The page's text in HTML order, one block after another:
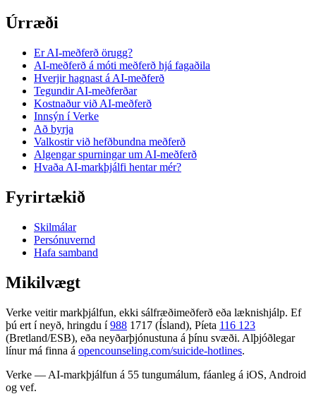
Úrræði
Er AI-meðferð örugg?
AI-meðferð á móti meðferð hjá fagaðila
Hverjir hagnast á AI-meðferð
Tegundir AI-meðferðar
Kostnaður við AI-meðferð
Innsýn í Verke
Að byrja
Valkostir við hefðbundna meðferð
Algengar spurningar um AI-meðferð
Hvaða AI-markþjálfi hentar mér?
Fyrirtækið
Skilmálar
Persónuvernd
Hafa samband
Mikilvægt
Verke veitir markþjálfun, ekki sálfræðimeðferð eða læknishjálp. Ef
þú ert í neyð, hringdu í 988 1717 (Ísland), Píeta 116 123
(Bretland/ESB), eða neyðarþjónustuna á þínu svæði. Alþjóðlegar
línur má finna á opencounseling.com/suicide-hotlines.
Verke — AI-markþjálfun á 55 tungumálum, fáanleg á iOS, Android
og vef.